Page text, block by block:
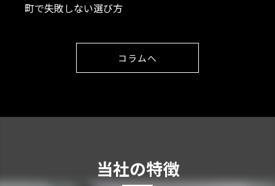
町で失敗しない選び方
コラムへ
当社の特徴